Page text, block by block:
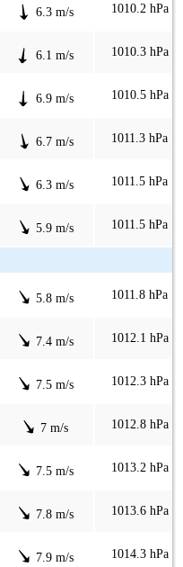
6.3 m/s 1010.2 hPa
6.1 m/s 1010.3 hPa
6.9 m/s 1010.5 hPa
6.7 m/s 1011.3 hPa
6.3 m/s 1011.5 hPa
5.9 m/s 1011.5 hPa
5.8 m/s 1011.8 hPa
7.4 m/s 1012.1 hPa
7.5 m/s 1012.3 hPa
7 m/s 1012.8 hPa
7.5 m/s 1013.2 hPa
7.8 m/s 1013.6 hPa
7.9 m/s 1014.3 hPa